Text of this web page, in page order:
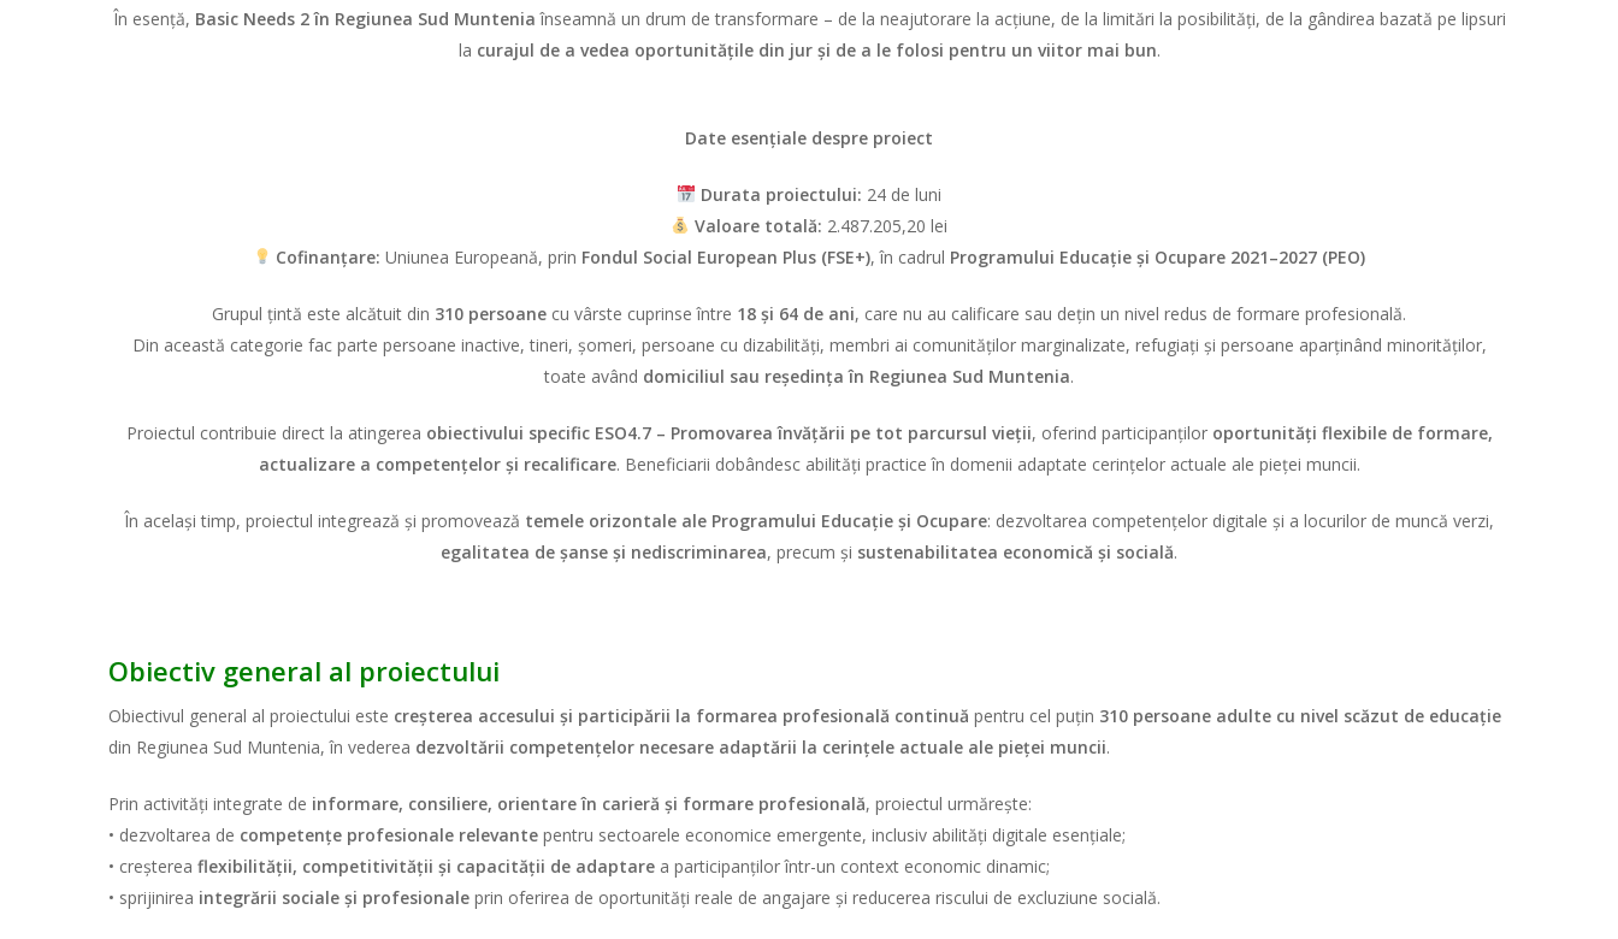
În esență, Basic Needs 2 în Regiunea Sud Muntenia înseamnă un drum de transformare – de la neajutorare la acțiune, de la limitări la posibilități, de la gândirea bazată pe lipsuri
la curajul de a vedea oportunitățile din jur și de a le folosi pentru un viitor mai bun.
Date esențiale despre proiect
Durata proiectului: 24 de luni
Valoare totală: 2.487.205,20 lei
Cofinanțare: Uniunea Europeană, prin Fondul Social European Plus (FSE+), în cadrul Programului Educație și Ocupare 2021–2027 (PEO)
Grupul țintă este alcătuit din 310 persoane cu vârste cuprinse între 18 și 64 de ani, care nu au calificare sau dețin un nivel redus de formare profesională.
Din această categorie fac parte persoane inactive, tineri, șomeri, persoane cu dizabilități, membri ai comunităților marginalizate, refugiați și persoane aparținând minorităților,
toate având domiciliul sau reședința în Regiunea Sud Muntenia.
Proiectul contribuie direct la atingerea obiectivului specific ESO4.7 – Promovarea învățării pe tot parcursul vieții, oferind participanților oportunități flexibile de formare,
actualizare a competențelor și recalificare. Beneficiarii dobândesc abilități practice în domenii adaptate cerințelor actuale ale pieței muncii.
În același timp, proiectul integrează și promovează temele orizontale ale Programului Educație și Ocupare: dezvoltarea competențelor digitale și a locurilor de muncă verzi,
egalitatea de șanse și nediscriminarea, precum și sustenabilitatea economică și socială.
Obiectiv general al proiectului
Obiectivul general al proiectului este creșterea accesului și participării la formarea profesională continuă pentru cel puțin 310 persoane adulte cu nivel scăzut de educație
din Regiunea Sud Muntenia, în vederea dezvoltării competențelor necesare adaptării la cerințele actuale ale pieței muncii.
Prin activități integrate de informare, consiliere, orientare în carieră și formare profesională, proiectul urmărește:
• dezvoltarea de competențe profesionale relevante pentru sectoarele economice emergente, inclusiv abilități digitale esențiale;
• creștereaflexibilității, competitivității și capacității de adaptare a participanților într-un context economic dinamic;
• sprijinirea integrării sociale și profesionale prin oferirea de oportunități reale de angajare și reducerea riscului de excluziune socială.